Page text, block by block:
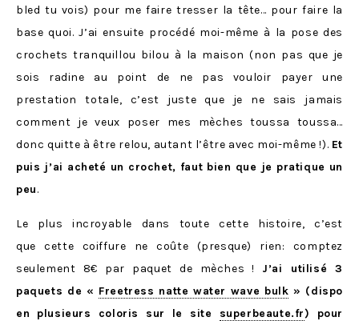
bled tu vois) pour me faire tresser la tête… pour faire la
base quoi. J’ai ensuite procédé moi-même à la pose des
crochets tranquillou bilou à la maison (non pas que je
sois radine au point de ne pas vouloir payer une
prestation totale, c’est juste que je ne sais jamais
comment je veux poser mes mèches toussa toussa…
donc quitte à être relou, autant l’être avec moi-même !). Et
puis j’ai acheté un crochet, faut bien que je pratique un
peu.
Le plus incroyable dans toute cette histoire, c’est
que cette coiffure ne coûte (presque) rien: comptez
seulement 8€ par paquet de mèches ! J’ai utilisé 3
paquets de « Freetress natte water wave bulk » (dispo
en plusieurs coloris sur le site superbeaute.fr) pour